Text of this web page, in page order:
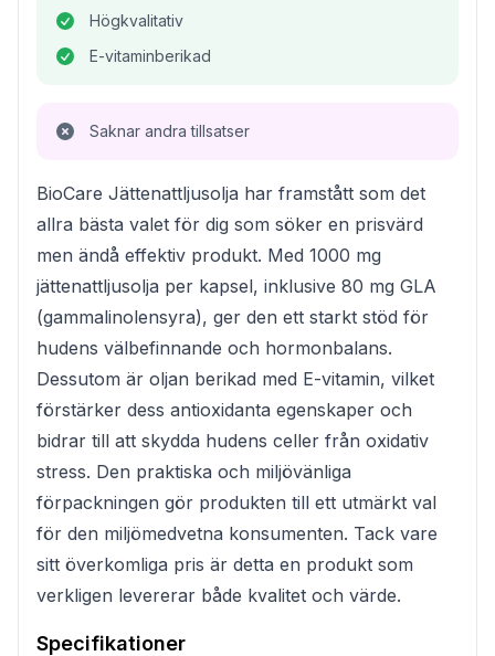
Högkvalitativ
E-vitaminberikad
Saknar andra tillsatser
BioCare Jättenattljusolja har framstått som det
allra bästa valet för dig som söker en prisvärd
men ändå effektiv produkt. Med 1000 mg
jättenattljusolja per kapsel, inklusive 80 mg GLA
(gammalinolensyra), ger den ett starkt stöd för
hudens välbefinnande och hormonbalans.
Dessutom är oljan berikad med E-vitamin, vilket
förstärker dess antioxidanta egenskaper och
bidrar till att skydda hudens celler från oxidativ
stress. Den praktiska och miljövänliga
förpackningen gör produkten till ett utmärkt val
för den miljömedvetna konsumenten. Tack vare
sitt överkomliga pris är detta en produkt som
verkligen levererar både kvalitet och värde.
Specifikationer